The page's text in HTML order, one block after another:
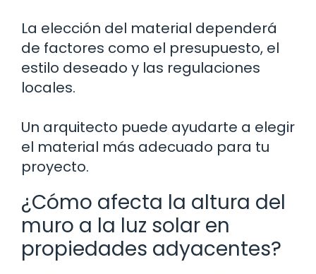
La elección del material dependerá
de factores como el presupuesto, el
estilo deseado y las regulaciones
locales.
Un arquitecto puede ayudarte a elegir
el material más adecuado para tu
proyecto.
¿Cómo afecta la altura del
muro a la luz solar en
propiedades adyacentes?